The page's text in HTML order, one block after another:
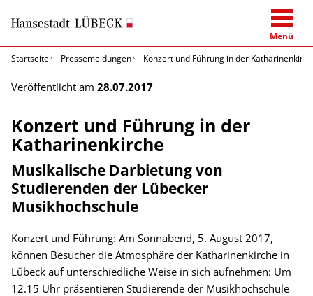
Menü
Startseite
Pressemeldungen Konzert und Führung in der
Veröffentlicht am 28.07.2017
Konzert und Führung in der
Katharinenkirche
Musikalische Darbietung von
Studierenden der Lübecker
Musikhochschule
Konzert und Führung: Am Sonnabend, 5. August 2017,
können Besucher die Atmosphäre der Katharinenkirche in
Lübeck auf unterschiedliche Weise in sich aufnehmen: Um
12.15 Uhr präsentieren Studierende der Musikhochschule